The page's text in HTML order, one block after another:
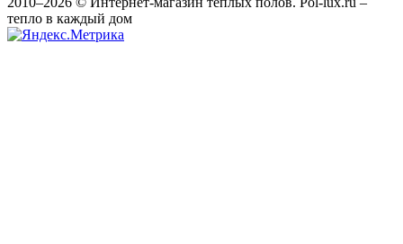
тепло в каждый дом